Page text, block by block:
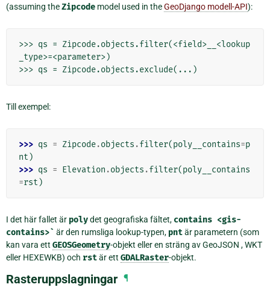
(assuming theZipcode model used in theGeoDjango modell-API):
>>> qs = Zipcode.objects.filter(<field>__<lookup
_type>=<parameter>)
Till exempel:
>>> qs = Zipcode.objects .filter(poly__contains=p
nt )
>>> qs = Elevation .objects .filter(poly__contains
=rst )
I det här fallet är polydet geografiska fältet, contains <gis-
contains>` är den rumsliga lookup-typen, pntär parametern (som
kan vara ett GEOSGeometry-objekt eller en sträng av GeoJSON , WKT
eller HEXEWKB) och rstär ett GDALRaster-objekt.
Rasteruppslagningar ¶